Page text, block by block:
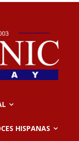
HISPANAS